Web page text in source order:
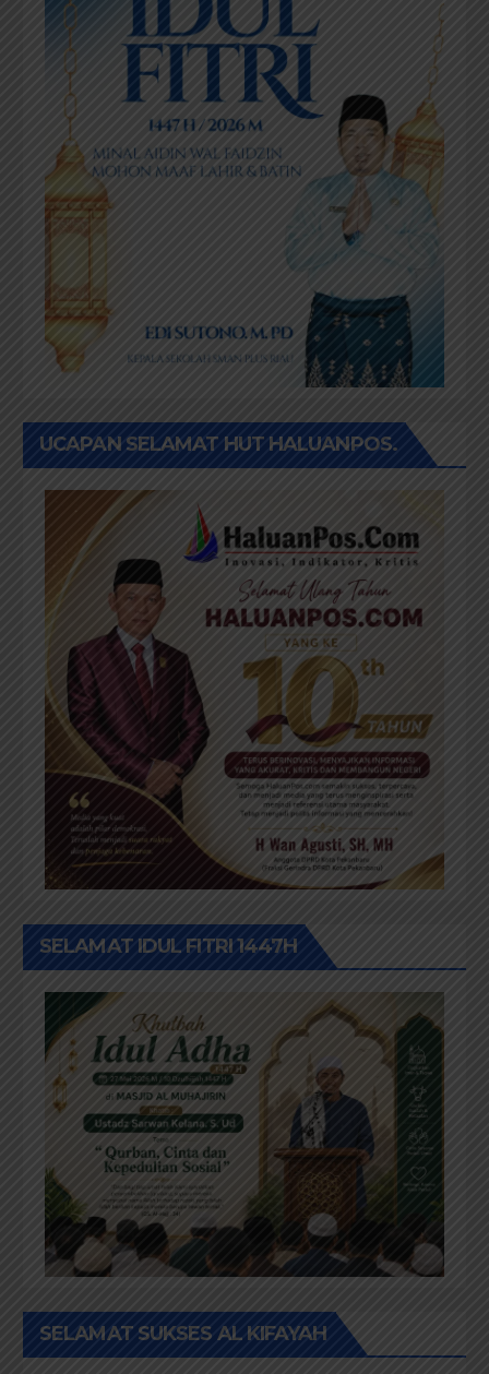
UCAPAN SELAMAT HUT HALUANPOS.
SELAMAT IDUL FITRI 1447H
SELAMAT SUKSES AL KIFAYAH